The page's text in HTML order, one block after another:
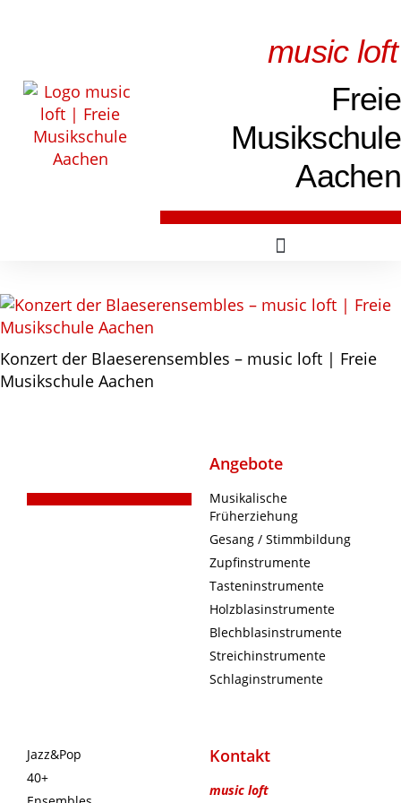
music loft
Freie
Musikschule
Aachen
Konzert der Blaeserensembles – music loft | Freie
Musikschule Aachen
Angebote
Musikalische
Früherziehung
Gesang / Stimmbildung
Zupfinstrumente
Tasteninstrumente
Holzblasinstrumente
Blechblasinstrumente
Streichinstrumente
Schlaginstrumente
Jazz&Pop
40+
Kontakt
music loft